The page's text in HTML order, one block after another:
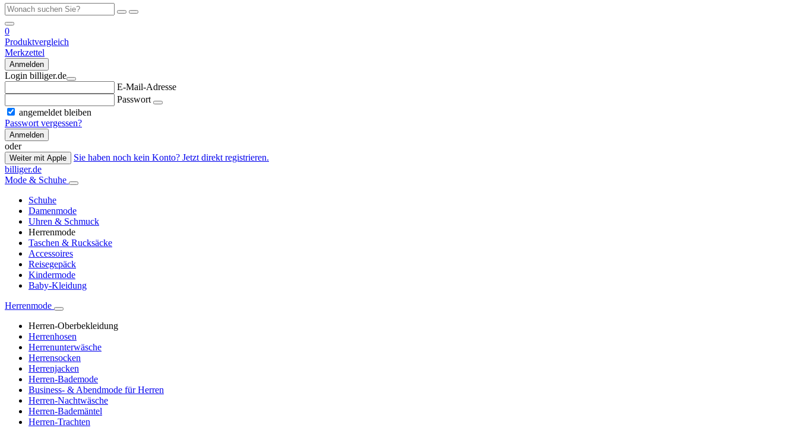
0
Produktvergleich
Merkzettel
Anmelden
Login billiger.de
E-Mail-Adresse
Passwort
angemeldet bleiben
Passwort vergessen?
Anmelden
oder
Weiter mit Apple
Sie haben noch kein Konto? Jetzt direkt registrieren.
billiger.de
Mode & Schuhe
Schuhe
Damenmode
Uhren & Schmuck
Herrenmode
Taschen & Rucksäcke
Accessoires
Reisegepäck
Kindermode
Baby-Kleidung
Herrenmode
Herren-Oberbekleidung
Herrenhosen
Herrenunterwäsche
Herrensocken
Herrenjacken
Herren-Bademode
Business- & Abendmode für Herren
Herren-Nachtwäsche
Herren-Bademäntel
Herren-Trachten